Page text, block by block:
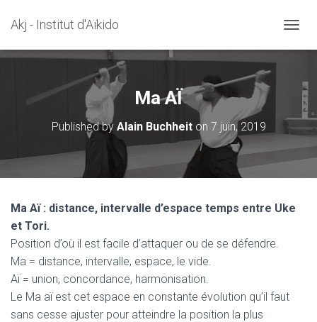
Akj - Institut d'Aïkido
Ma AÏ
Published by Alain Buchheiton 7 juin, 2019
Ma Aï : distance, intervalle d’espace temps entre Uke
et Tori.
Position d’où il est facile d’attaquer ou de se défendre.
Ma = distance, intervalle, espace, le vide.
Aï = union, concordance, harmonisation.
Le Ma aï est cet espace en constante évolution qu’il faut
sans cesse ajuster pour atteindre la position la plus